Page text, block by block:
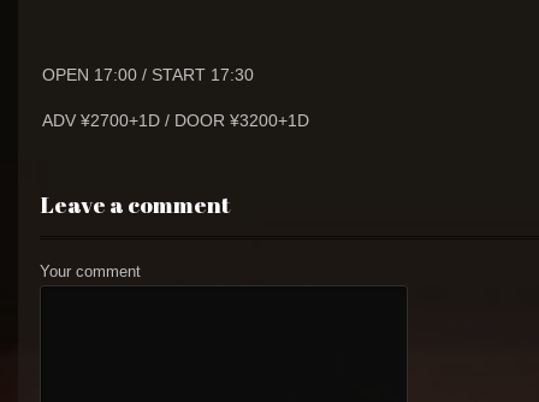
OPEN 17:00 / START 17:30
ADV ¥2700+1D / DOOR ¥3200+1D
Leave a comment
Your comment